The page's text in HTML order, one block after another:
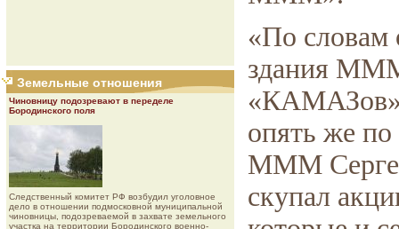
Земельные отношения
Чиновницу подозревают в переделе
Бородинского поля
Следственный комитет РФ возбудил уголовное
дело в отношении подмосковной муниципальной
чиновницы, подозреваемой в захвате земельного
участка на территории Бородинского военно-
«По словам
здания
опять же по
МММ
скупал